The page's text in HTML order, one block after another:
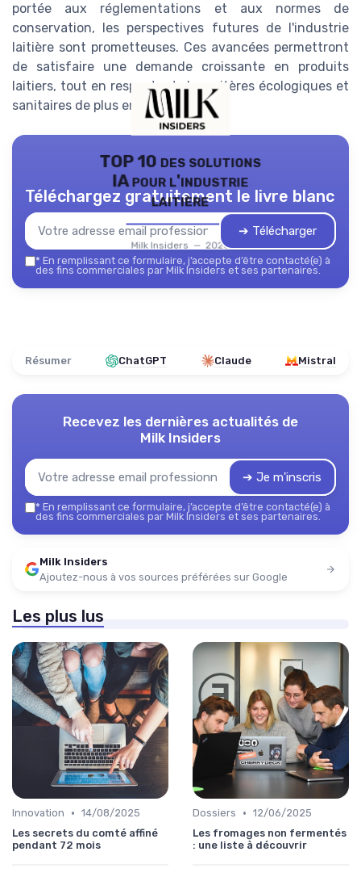
portée aux réglementations et aux normes de
conservation, les perspectives futures de l'industrie
laitière sont prometteuses. Ces avancées permettront
de satisfaire une demande croissante en produits
laitiers, tout en respectant des critères écologiques et
sanitaires de plus en plus stricts.
TOP 10 des solutions
IA pour l'industrie
laitière
Milk Insiders — 2026
Téléchargez gratuitement le livre blanc
➔ Télécharger
* En remplissant ce formulaire, j’accepte d’être contacté(e) à
des fins commerciales par Milk Insiders et ses partenaires.
Résumer ChatGPT Claude Mistral
Recevez les dernières actualités de
Milk Insiders
➔ Je m'inscris
* En remplissant ce formulaire, j’accepte d’être contacté(e) à
des fins commerciales par Milk Insiders et ses partenaires.
Milk Insiders
Ajoutez-nous à vos sources préférées sur Google
Les plus lus
Innovation • 14/08/2025
Les secrets du comté affiné
pendant 72 mois
Dossiers • 12/06/2025
Les fromages non fermentés
: une liste à découvrir